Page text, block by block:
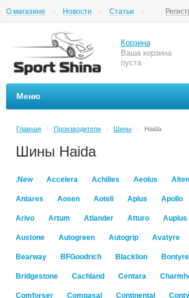
О магазине Новости
Статьи
Корзина
Ваша корзина
пуста
Меню
Главная / Производители / Шины / Haida
Шины Haida
.New Accelera Achilles Aeolus
Antares Aosen Aoteli Aplus Apollo
Arivo Artum Atlander Atturo Auplus
Austone Autogreen Autogrip Avatyre
Bearway BFGoodrich Blacklion Bontyre
Bridgestone Cachland Centara
Comforser Compasal Continental